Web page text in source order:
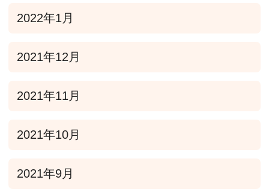
2022年1月
2021年12月
2021年11月
2021年10月
2021年9月